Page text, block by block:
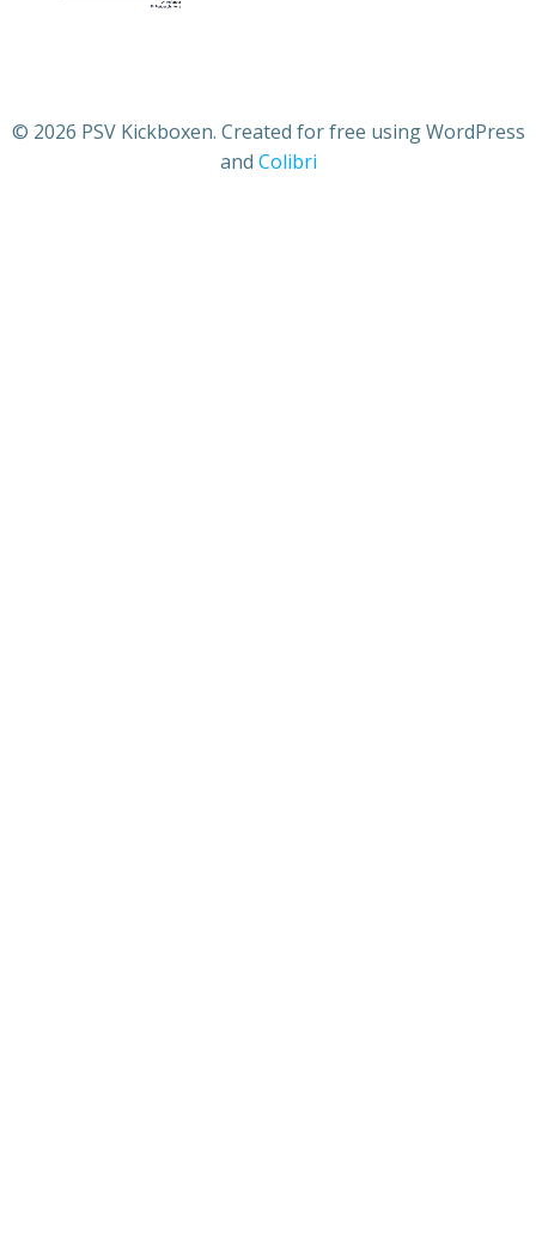
© 2026 PSV Kickboxen. Created for free using WordPress
and Colibri